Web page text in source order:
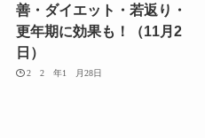
善・ダイエット・若返り・
更年期に効果も！（11月2
日）
2020年10月28日